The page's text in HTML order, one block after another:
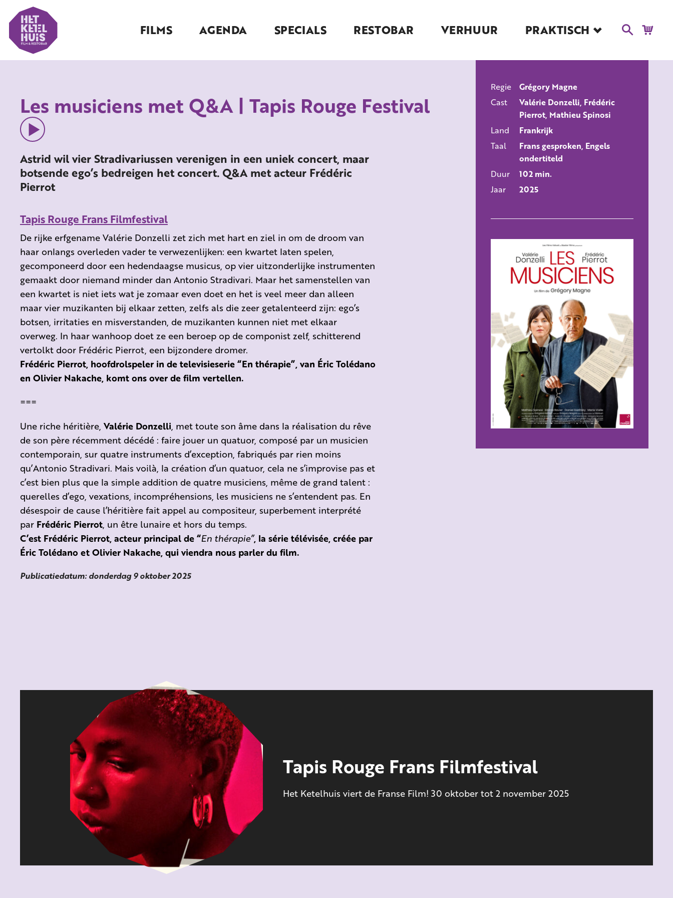
FILMS AGENDA SPECIALS RESTOBAR VERHUUR PRAKTISCH
Blog
Educatie
Kaartverkoop en
Tarieven
Over Het Ketelhuis
Vacatures
Les musiciens met Q&A | Tapis Rouge Festival
Astrid wil vier Stradivariussen verenigen in een uniek concert, maar
botsende ego’s bedreigen het concert. Q&A met acteur Frédéric
Pierrot
Tapis Rouge Frans Filmfestival
De rijke erfgename Valérie Donzelli zet zich met hart en ziel in om de droom van
haar onlangs overleden vader te verwezenlijken: een kwartet laten spelen,
gecomponeerd door een hedendaagse musicus, op vier uitzonderlijke instrumenten
gemaakt door niemand minder dan Antonio Stradivari. Maar het samenstellen van
een kwartet is niet iets wat je zomaar even doet en het is veel meer dan alleen
maar vier muzikanten bij elkaar zetten, zelfs als die zeer getalenteerd zijn: ego’s
botsen, irritaties en misverstanden, de muzikanten kunnen niet met elkaar
overweg. In haar wanhoop doet ze een beroep op de componist zelf, schitterend
vertolkt door Frédéric Pierrot, een bijzondere dromer.
Frédéric Pierrot, hoofdrolspeler in de televisieserie “En thérapie”, van Éric Tolédano
en Olivier Nakache, komt ons over de film vertellen.
===
Une riche héritière, Valérie Donzelli, met toute son âme dans la réalisation du rêve
de son père récemment décédé : faire jouer un quatuor, composé par un musicien
contemporain, sur quatre instruments d’exception, fabriqués par rien moins
qu’Antonio Stradivari. Mais voilà, la création d’un quatuor, cela ne s’improvise pas et
c’est bien plus que la simple addition de quatre musiciens, même de grand talent :
querelles d’ego, vexations, incompréhensions, les musiciens ne s’entendent pas. En
désespoir de cause l’héritière fait appel au compositeur, superbement interprété
par Frédéric Pierrot, un être lunaire et hors du temps.
C’est Frédéric Pierrot, acteur principal de “En thérapie”, la série télévisée, créée par
Éric Tolédano et Olivier Nakache, qui viendra nous parler du film.
Publicatiedatum: donderdag 9 oktober 2025
ALLE FILMS
Regie
Grégory Magne
Cast
Valérie Donzelli, Frédéric
Pierrot, Mathieu Spinosi
Land
Frankrijk
Taal
Frans gesproken, Engels
ondertiteld
Duur
102 min.
Jaar
2025
Tapis Rouge Frans Filmfestival
Het Ketelhuis viert de Franse Film! 30 oktober tot 2 november 2025